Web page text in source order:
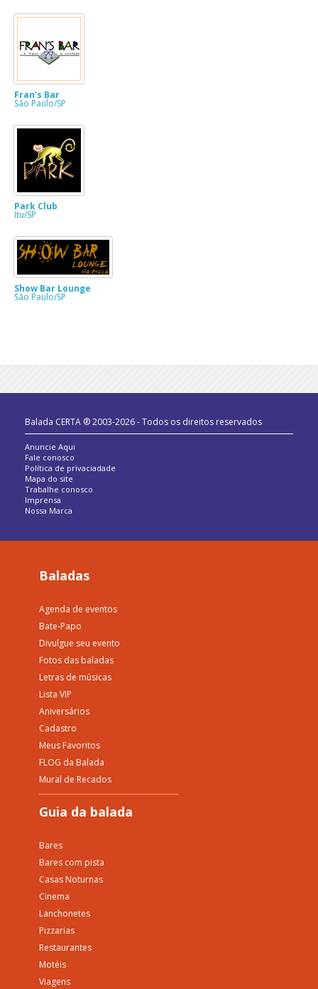
Fran's Bar
São Paulo/SP
Park Club
Itu/SP
Show Bar Lounge
São Paulo/SP
Balada CERTA ® 2003-2026 - Todos os direitos reservados
Anuncie Aqui
Fale conosco
Política de privaciadade
Mapa do site
Trabalhe conosco
Imprensa
Nossa Marca
Baladas
Agenda de eventos
Bate-Papo
Divulgue seu evento
Fotos das baladas
Letras de músicas
Lista VIP
Aniversários
Cadastro
Meus Favoritos
FLOG da Balada
Mural de Recados
Guia da balada
Bares
Bares com pista
Casas Noturnas
Cinema
Lanchonetes
Pizzarias
Restaurantes
Motéis
Viagens